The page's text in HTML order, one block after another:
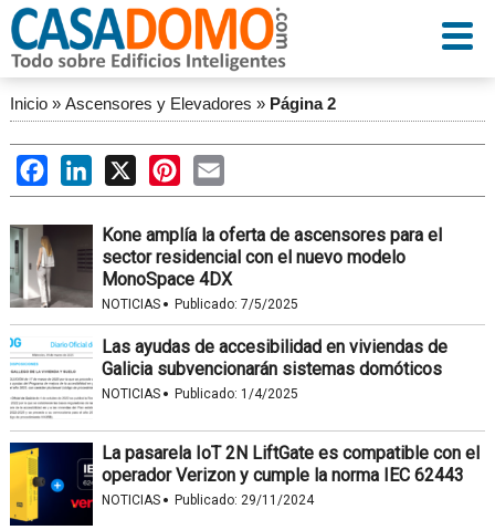
Inicio» Ascensores y Elevadores » Página 2
FacebookLinkedIn
X PinterestEmail
Kone amplía la oferta de ascensores para el
sector residencial con el nuevo modelo
MonoSpace 4DX
NOTICIAS · Publicado: 7/5/2025
Las ayudas de accesibilidad en viviendas de
Galicia subvencionarán sistemas domóticos
NOTICIAS · Publicado: 1/4/2025
La pasarela IoT 2N LiftGate es compatible con el
operador Verizon y cumple la norma IEC 62443
NOTICIAS · Publicado: 29/11/2024